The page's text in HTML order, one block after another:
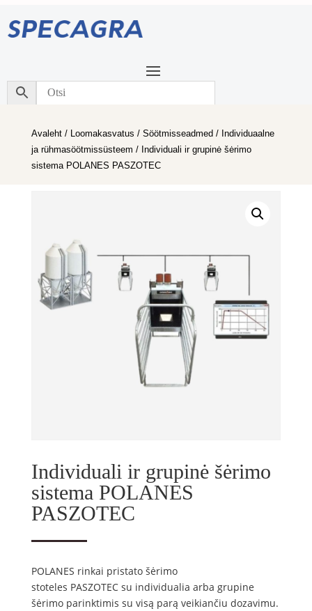
Avaleht/ Loomakasvatus / Söötmisseadmed / Individuaalne
ja rühmasöötmissüsteem / Individuali ir grupinė šėrimo
sistema POLANES PASZOTEC
Individuali ir grupinė šėrimo
sistema POLANES
PASZOTEC
POLANES rinkai pristato šėrimo
stoteles PASZOTEC su individualia arba grupine
šėrimo parinktimis su visą parą veikiančiu dozavimu.